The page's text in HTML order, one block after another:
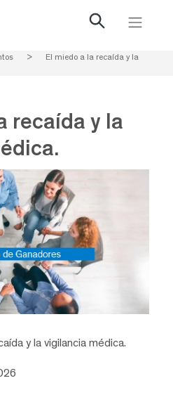
>
El miedo a la recaída y la
recaída y la
y la vigilancia médica.